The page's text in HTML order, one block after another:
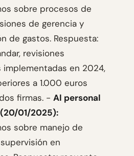
sobre procesos de
de gerencia y
de gastos. Respuesta:
revisiones
implementadas en 2024,
a 1.000 euros
firmas. - Al personal
01/2025):
sobre manejo de
en